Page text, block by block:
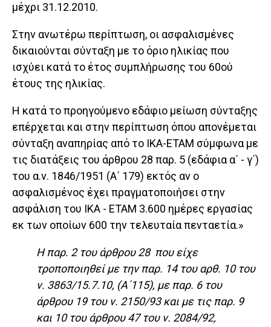
μέχρι 31.12.2010.
Στην ανωτέρω περίπτωση, οι ασφαλισμένες
δικαιούνται σύνταξη με το όριο ηλικίας που
ισχύει κατά το έτος συμπλήρωσης του 60ού
έτους της ηλικίας.
Η κατά το προηγούμενο εδάφιο μείωση σύνταξης
επέρχεται και στην περίπτωση όπου απονέμεται
σύνταξη αναπηρίας από το ΙΚΑ-ΕΤΑΜ σύμφωνα με
τις διατάξεις του άρθρου 28 παρ. 5 (εδάφια α΄ - γ΄)
του α.ν. 1846/1951 (Α΄ 179) εκτός αν ο
ασφαλισμένος έχει πραγματοποιήσει στην
ασφάλιση του ΙΚΑ - ΕΤΑΜ 3.600 ημέρες εργασίας
εκ των οποίων 600 την τελευταία πενταετία.»
Η παρ. 2 του άρθρου 28 που είχε
τροποποιηθεί με την παρ. 14 του αρθ. 10 του
ν. 3863/15.7.10, (Α΄115), με παρ. 6 του
άρθρου 19 του ν. 2150/93 και με τις παρ. 9
και 10 του άρθρου 47 του ν. 2084/92,